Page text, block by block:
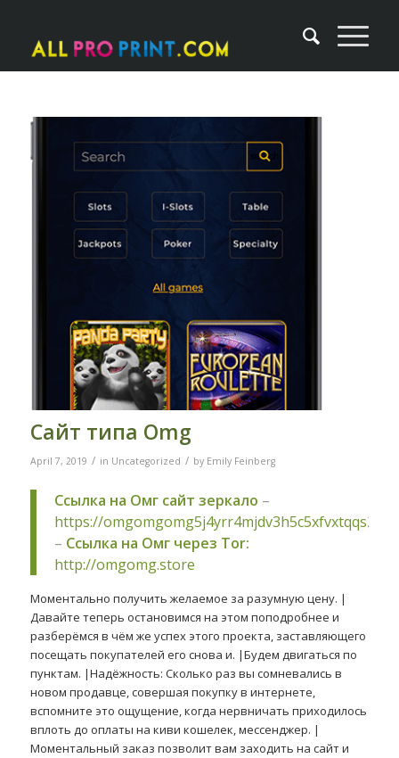
Сайт типа Omg
April 7, 2019 / in Uncategorized / by Emily Feinberg
Ссылка на Омг сайт зеркало –
https://
– Ссылка на Омг через Tor:
http://omgomg.store
Моментально получить желаемое за разумную цену. |
Давайте теперь остановимся на этом поподробнее и
разберёмся в чём же успех этого проекта, заставляющего
посещать покупателей его снова и. |Будем двигаться по
пунктам. |Надёжность: Сколько раз вы сомневались в
новом продавце, совершая покупку в интернете,
вспомните это ощущение, когда нервничать приходилось
вплоть до оплаты на киви кошелек, мессенджер. |
Моментальный заказ позволит вам заходить на сайт и